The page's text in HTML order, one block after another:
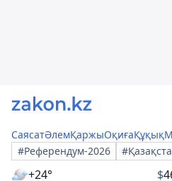
СаясатӘлемҚаржыОқиғаҚұқық
#Референдум-2026
+24° $